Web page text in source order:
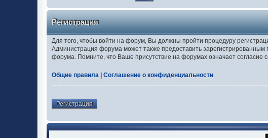
Регистрация
Для того, чтобы войти на форум, Вы должны пройти процедуру
Администрация форума может также предоставить
форума. Помните, что Ваше присутствие на форумах означает согласие
Общие правила Соглашение о конфиденциальности
Регистрация